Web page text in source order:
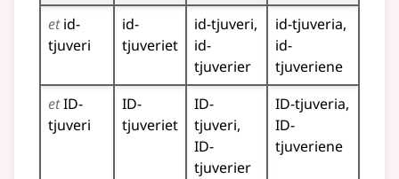
etid-
tjuveri
id-
tjuveriet
id-tjuveri
id-
tjuverier
id-tjuveria
id-
tjuveriene
etID-
tjuveri
ID-
tjuveriet
ID-
tjuveri
ID-
tjuverier
ID-tjuveria
ID-
tjuveriene